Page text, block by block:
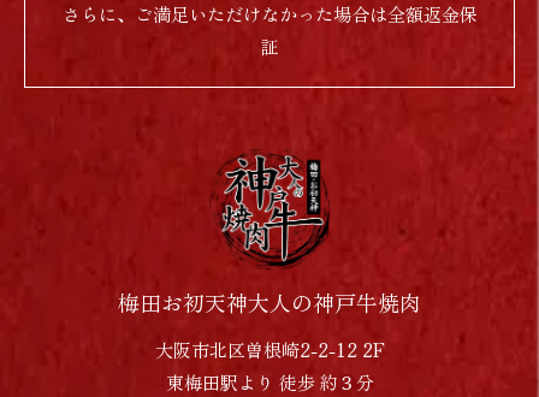
さらに、ご満足いただけなかった場合は全額返金保
証
梅田お初天神大人の神戸牛焼肉
大阪市北区曽根崎2-2-12 2F
東梅田駅より 徒歩 約３分